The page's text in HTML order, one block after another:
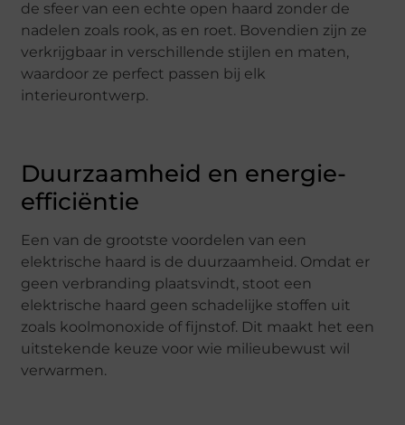
de sfeer van een echte open haard zonder de
nadelen zoals rook, as en roet. Bovendien zijn ze
verkrijgbaar in verschillende stijlen en maten,
waardoor ze perfect passen bij elk
interieurontwerp.
Duurzaamheid en energie-
efficiëntie
Een van de grootste voordelen van een
elektrische haard is de duurzaamheid. Omdat er
geen verbranding plaatsvindt, stoot een
elektrische haard geen schadelijke stoffen uit
zoals koolmonoxide of fijnstof. Dit maakt het een
uitstekende keuze voor wie milieubewust wil
verwarmen.